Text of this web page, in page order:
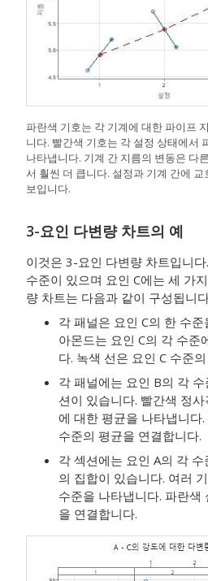
파란색 기호는 각 기계에 대한 파이프
니다. 빨간색 기호는 각 설정 상태에서
나타냅니다. 기계 간 지름의 변동은 다
서 훨씬 더 큽니다. 설정과 기계 간에
보입니다.
3-요인 다변량 차트의 예
이것은 3-요인 다변량 차트입니
수준이 있으며 요인 C에는 세 가
량 차트는 다음과 같이 구성됩니
각 패널은 요인 C의 한 수
아몬드는 요인 C의 각 수준
다. 녹색 선은 요인 C 수준
각 패널에는 요인 B의 각
션이 있습니다. 빨간색 정
에 대한 평균을 나타냅니다
수준의 평균을 연결합니다.
각 섹션에는 요인 A의 각
의 집합이 있습니다. 여러
수준을 나타냅니다. 파란색
을 연결합니다.